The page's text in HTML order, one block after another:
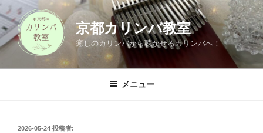
コ
ン
テ
ン
京都カリンバ教室
癒しのカリンバから聴かせるカリンバへ！
メニュー
投
2026-05-24 投稿者: